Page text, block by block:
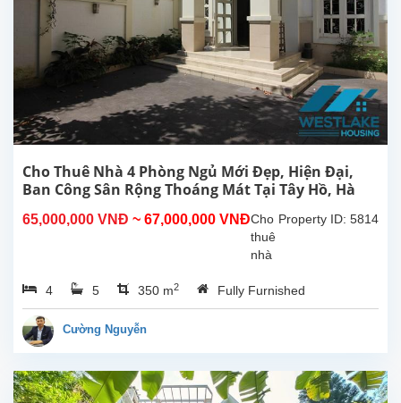
thoáng
tại
Tây
Hồ,
gần
Sheraton,
Hồ
Nhà...
Cho Thuê Nhà 4 Phòng Ngủ Mới Đẹp, Hiện Đại,
Ban Công Sân Rộng Thoáng Mát Tại Tây Hồ, Hà
65,000,000 VNĐ ~ 67,000,000 VNĐ Property ID: 5814
Cho
thuê
nhà
phòng
ngủ
đại,
ban
4 5 350 m2 Fully Furnished
Cường Nguyễn